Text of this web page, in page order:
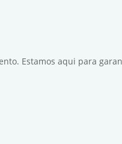
Estamos aqui para